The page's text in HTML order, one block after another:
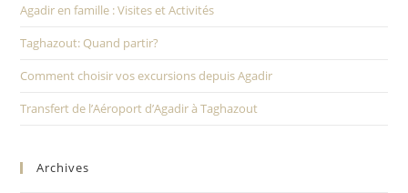
Agadir en famille : Visites et Activités
Taghazout: Quand partir?
Comment choisir vos excursions depuis Agadir
Transfert de l’Aéroport d’Agadir à Taghazout
Archives